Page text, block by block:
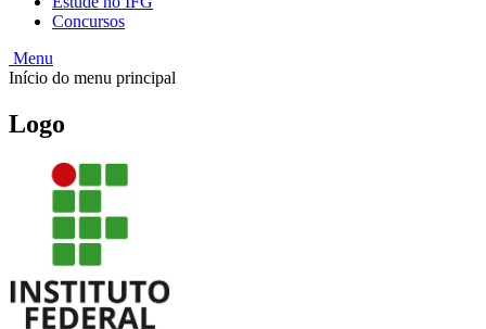
Concursos
Menu
Início do menu principal
Logo